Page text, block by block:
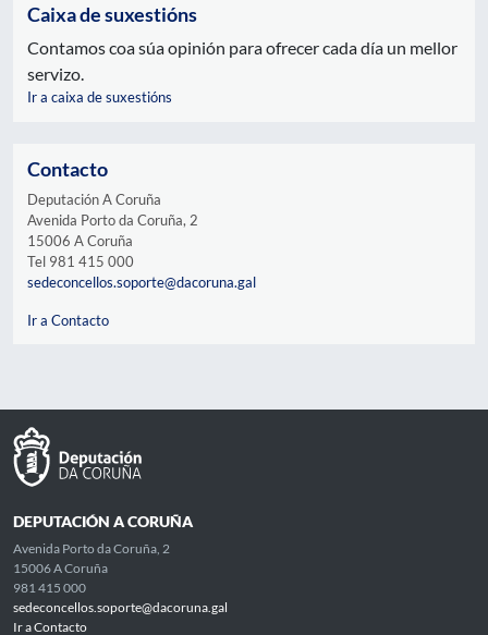
Caixa de suxestións
Contamos coa súa opinión para ofrecer cada día un mellor
servizo.
Ir a caixa de suxestións
Contacto
Deputación A Coruña
Avenida Porto da Coruña, 2
15006 A Coruña
Tel 981 415 000
sedeconcellos.soporte@dacoruna.gal
Ir a Contacto
DEPUTACIÓN A CORUÑA
Avenida Porto da Coruña, 2
15006 A Coruña
981 415 000
sedeconcellos.soporte@dacoruna.gal
Ir a Contacto